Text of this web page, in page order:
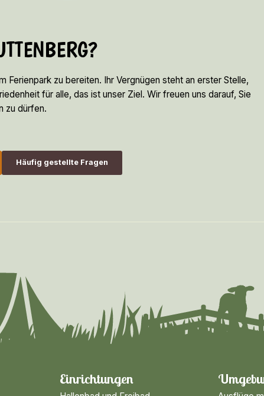
Ferienpark zu bereiten. Ihr Vergnügen steht an erster Stelle,
für alle, das ist unser Ziel. Wir freuen uns darauf, Sie
zu dürfen.
Häufig gestellte Fragen
Einrichtungen